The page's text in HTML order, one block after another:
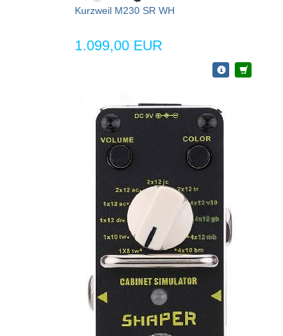
Kurzweil M230 SR WH
1.099,00 EUR